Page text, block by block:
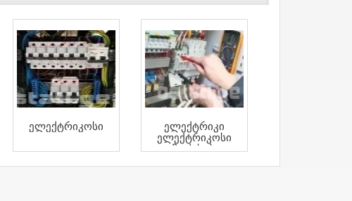
Ელექტრიკოსი
Ელექტრიკი
Ელექტრიკოსი
Გამოძახებით